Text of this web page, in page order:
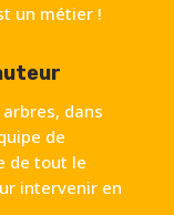
un métier !
dans
de
de tout le
intervenir en